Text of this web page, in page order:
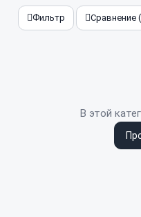
Фильтр Сравнение
В этой